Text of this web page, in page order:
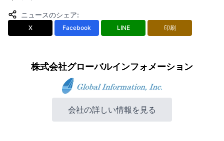
ニュースのシェア:
X Facebook LINE 印刷
株式会社グローバルインフォメーション
会社の詳しい情報を見る